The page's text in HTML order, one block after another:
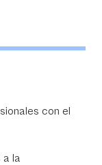
con el
a la